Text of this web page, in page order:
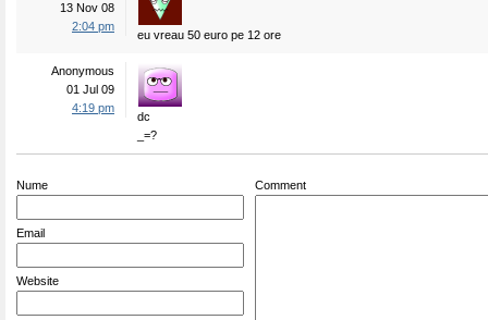
13 Nov 08
2:04 pm
eu vreau 50 euro pe 12 ore
Anonymous
01 Jul 09
4:19 pm
dc
_=?
Nume
Email
Website
Comment